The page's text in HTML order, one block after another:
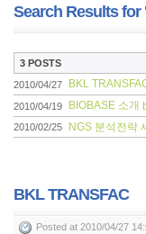
Search Results for
3 POSTS
2010/04/27
BKL
2010/04/19 BIOBASE 소개
2010/02/25 NGS 분석전략
BKL TRANSFAC
Posted at 2010/04/27